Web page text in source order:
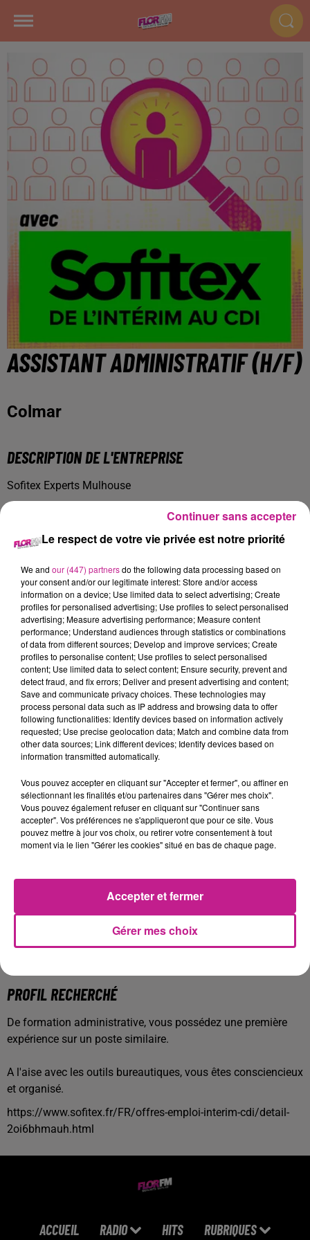
ASSISTANT ADMINISTRATIF (H/F)
Colmar
DESCRIPTION DE L'ENTREPRISE
Sofitex Experts Mulhouse
Spécialiste dans la délégation et le recrutement d'experts, le
réseau Sofitex exerce ses activités depuis plus de 25 ans et
se positionne actuellement comme l'un des principaux
acteurs transfrontaliers.
Sofitex Experts propose aux candidats un suivi de carrière
personnalisé selon l'évolution de leurs aspirations
individuelles.
Sofitex Experts fonde sa dynamique et son succès sur le
professionnalisme de ses équipes, sa forte réactivité et sa
proximité.
DESCRIPTION DE L'OFFRE
Nous recherchons pour notre client basé à COLMAR, un
Vous avez pour missions :
- Le contrôle et la mise à jour de données informatiques,
- La numérisation, le classement et l'archivage de
Mission du 06/01/25 au 28/02/25.
35h du lundi au vendredi (8h-12h / 13h-17h + 1 après-midi
de libre à définir selon besoin du centre).
PROFIL RECHERCHÉ
De formation administrative, vous possédez une première
expérience sur un poste similaire.
A l'aise avec les outils bureautiques, vous êtes consciencieux
et organisé.
https://www.sofitex.fr/FR/offres-emploi-interim-cdi/detail-
2oi6bhmauh.html
ACCUEIL RADIO HITS RUBRIQUES
Le respect de votre vie privée est notre priorité
We and our (447) partnersdo the following data processing based on
your consent and/or our legitimate interest: Store and/or access
information on a device; Use limited data to select advertising; Create
profiles for personalised advertising; Use profiles to select personalised
advertising; Measure advertising performance; Measure content
performance; Understand audiences through statistics or combinations
of data from different sources; Develop and improve services; Create
profiles to personalise content; Use profiles to select personalised
content; Use limited data to select content; Ensure security, prevent and
detect fraud, and fix errors; Deliver and present advertising and content;
Save and communicate privacy choices. These technologies may
process personal data such as IP address and browsing data to offer
following functionalities: Identify devices based on information actively
requested; Use precise geolocation data; Match and combine data from
other data sources; Link different devices; Identify devices based on
information transmitted automatically.
Vous pouvez accepter en cliquant sur "Accepter et fermer", ou affiner en
sélectionnant les finalités et/ou partenaires dans "Gérer mes choix".
Vous pouvez également refuser en cliquant sur "Continuer sans
accepter". Vos préférences ne s'appliqueront que pour ce site. Vous
pouvez mettre à jour vos choix, ou retirer votre consentement à tout
moment via le lien "Gérer les cookies" situé en bas de chaque page.
Gérer mes choix
Accepter et fermer
Continuer sans accepter